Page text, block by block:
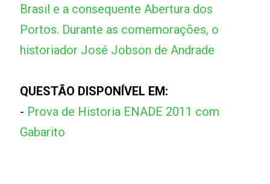
Brasil e a consequente Abertura dos
Portos. Durante as comemorações, o
historiador José Jobson de Andrade
QUESTÃO DISPONÍVEL EM:
- Prova de Historia ENADE 2011 com
Gabarito